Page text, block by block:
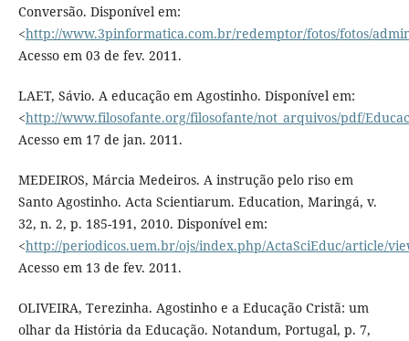
Conversão. Disponível em:
<http://www.3pinformatica.com.br/redemptor/fotos/fotos/
Acesso em 03 de fev. 2011.
LAET, Sávio. A educação em Agostinho. Disponível em:
<http://www.filosofante.org/filosofante/not_arquivos/pdf/
Acesso em 17 de jan. 2011.
MEDEIROS, Márcia Medeiros. A instrução pelo riso em
Santo Agostinho. Acta Scientiarum. Education, Maringá, v.
32, n. 2, p. 185-191, 2010. Disponível em:
<http://periodicos.uem.br/ojs/index.php/ActaSciEduc/article/
Acesso em 13 de fev. 2011.
OLIVEIRA, Terezinha. Agostinho e a Educação Cristã: um
olhar da História da Educação. Notandum, Portugal, p. 7,